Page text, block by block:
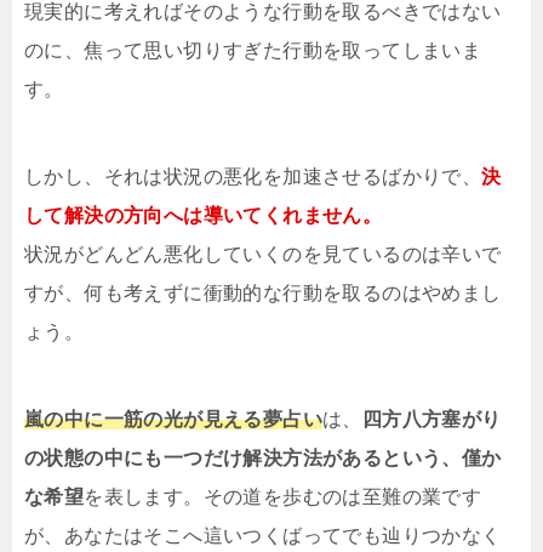
現実的に考えればそのような行動を取るべきではない
のに、焦って思い切りすぎた行動を取ってしまいま
す。
しかし、それは状況の悪化を加速させるばかりで、決
して解決の方向へは導いてくれません。
状況がどんどん悪化していくのを見ているのは辛いで
すが、何も考えずに衝動的な行動を取るのはやめまし
ょう。
嵐の中に一筋の光が見える夢占いは、
四方八方塞がり
の状態の中にも一つだけ解決方法があるという、僅か
な希望を表します。その道を歩むのは至難の業です
が、あなたはそこへ這いつくばってでも辿りつかなく